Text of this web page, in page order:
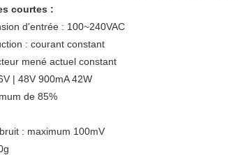
courtes :
d'entrée : 100~240VAC
: courant constant
mené actuel constant
| 48V 900mA 42W
de 85%
: maximum 100mV